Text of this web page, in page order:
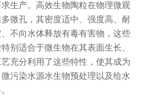
生产。高效生物陶粒在物理微观
微孔，其密度适中、强度高、耐
不向水体释放有毒有害物，这些
别适合于微生物在其表面生长、
充分利用了这些特性，使其成为
污染水源水生物预处理以及给水